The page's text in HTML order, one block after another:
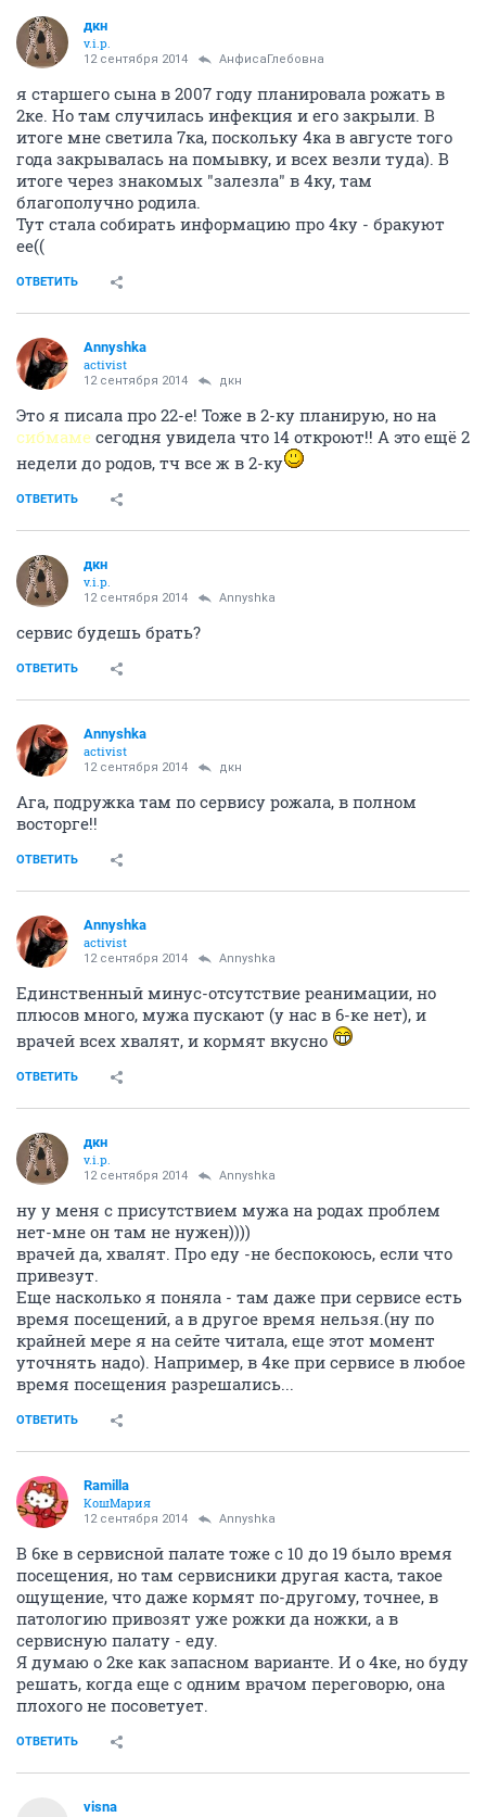
дкн
v.i.p.
12 сентября 2014 АнфисаГлебовна
я старшего сына в 2007 году планировала рожать в
2ке. Но там случилась инфекция и его закрыли. В
итоге мне светила 7ка, поскольку 4ка в августе того
года закрывалась на помывку, и всех везли туда). В
итоге через знакомых "залезла" в 4ку, там
благополучно родила.
Тут стала собирать информацию про 4ку - бракуют
ее((
ОТВЕТИТЬ
Annyshka
activist
12 сентября 2014 дкн
Это я писала про 22-е! Тоже в 2-ку планирую, но на
сибмаме сегодня увидела что 14 откроют!! А это ещё 2
недели до родов, тч все ж в 2-ку
ОТВЕТИТЬ
дкн
v.i.p.
12 сентября 2014 Annyshka
сервис будешь брать?
ОТВЕТИТЬ
Annyshka
activist
12 сентября 2014 дкн
Ага, подружка там по сервису рожала, в полном
восторге!!
ОТВЕТИТЬ
Annyshka
activist
12 сентября 2014 Annyshka
Единственный минус-отсутствие реанимации, но
плюсов много, мужа пускают (у нас в 6-ке нет), и
врачей всех хвалят, и кормят вкусно
ОТВЕТИТЬ
дкн
v.i.p.
12 сентября 2014 Annyshka
ну у меня с присутствием мужа на родах проблем
нет-мне он там не нужен))))
врачей да, хвалят. Про еду -не беспокоюсь, если что
привезут.
Еще насколько я поняла - там даже при сервисе есть
время посещений, а в другое время нельзя.(ну по
крайней мере я на сейте читала, еще этот момент
уточнять надо). Например, в 4ке при сервисе в любое
время посещения разрешались...
ОТВЕТИТЬ
Ramilla
КошМария
12 сентября 2014 Annyshka
В 6ке в сервисной палате тоже с 10 до 19 было время
посещения, но там сервисники другая каста, такое
ощущение, что даже кормят по-другому, точнее, в
патологию привозят уже рожки да ножки, а в
сервисную палату - еду.
Я думаю о 2ке как запасном варианте. И о 4ке, но буду
решать, когда еще с одним врачом переговорю, она
плохого не посоветует.
ОТВЕТИТЬ
visna